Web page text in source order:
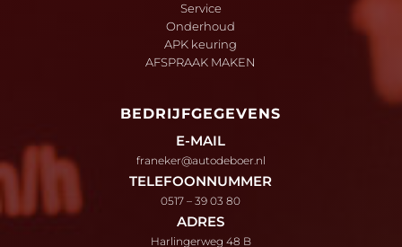
Service
Onderhoud
APK keuring
AFSPRAAK MAKEN
BEDRIJFGEGEVENS
E-MAIL
franeker@autodeboer.nl
TELEFOONNUMMER
0517 – 39 03 80
ADRES
Harlingerweg 48 B